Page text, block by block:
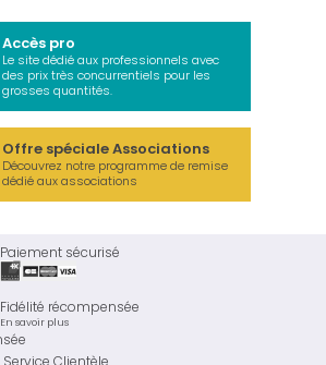
Accès pro
Le site dédié aux professionnels avec
des prix très concurrentiels pour les
grosses quantités.
Offre spéciale Associations
Découvrez notre programme de remise
dédié aux associations
Paiement sécurisé
Fidélité récompensée
En savoir plus
Service Clientèle